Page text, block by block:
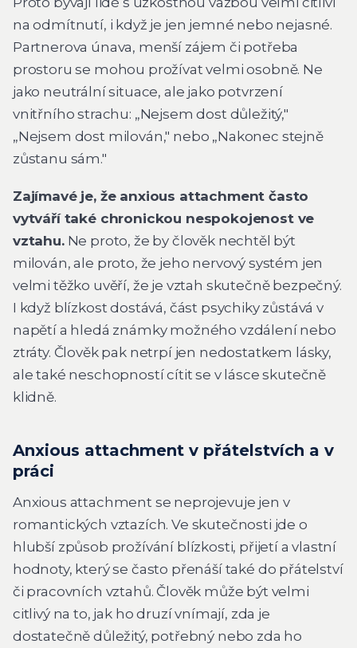
na odmítnutí, i když je jen jemné nebo nejasné.
Partnerova únava, menší zájem či potřeba
prostoru se mohou prožívat velmi osobně. Ne
jako neutrální situace, ale jako potvrzení
vnitřního strachu: „Nejsem dost důležitý,"
„Nejsem dost milován," nebo „Nakonec stejně
zůstanu sám."
Zajímavé je, že anxious attachment často
vytváří také chronickou nespokojenost ve
vztahu.Ne proto, že by člověk nechtěl být
milován, ale proto, že jeho nervový systém jen
velmi těžko uvěří, že je vztah skutečně bezpečný.
I když blízkost dostává, část psychiky zůstává v
napětí a hledá známky možného vzdálení nebo
ztráty. Člověk pak netrpí jen nedostatkem lásky,
ale také neschopností cítit se v lásce skutečně
klidně.
Anxious attachment v přátelstvích a v
práci
Anxious attachment se neprojevuje jen v
romantických vztazích. Ve skutečnosti jde o
hlubší způsob prožívání blízkosti, přijetí a vlastní
hodnoty, který se často přenáší také do přátelství
či pracovních vztahů. Člověk může být velmi
citlivý na to, jak ho druzí vnímají, zda je
dostatečně důležitý, potřebný nebo zda ho